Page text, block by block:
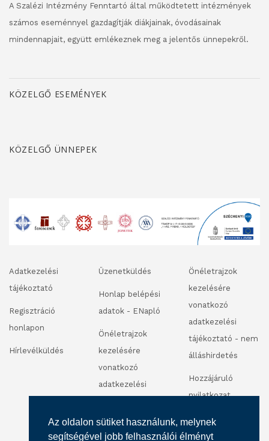
Az oldalon sütiket használunk, melynek
segítségével jobb felhasználói élményt
A Szalézi Intézmény Fenntartó által működtetett intézmények
számos eseménnyel gazdagítják diákjainak, óvodásainak
mindennapjait, együtt emlékeznek meg a jelentős ünnepekről.
KÖZELGŐ ESEMÉNYEK
KÖZELGŐ ÜNNEPEK
Adatkezelési
tájékoztató
Regisztráció
honlapon
Hírlevélküldés
Üzenetküldés
Honlap belépési
adatok - ENapló
Önéletrajzok
kezelésére
vonatkozó
adatkezelési
álláshirdetés
Önéletrajzok
kezelésére
vonatkozó
adatkezelési
tájékoztató - nem
álláshirdetés
Hozzájáruló
nyilatkozat
videofelvétel